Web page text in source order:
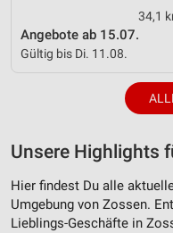
34,1
Angebote ab 15.07.
Gültig bis Di. 11.08.
Unsere Highlights
Hier findest Du alle
Umgebung von Zossen.
Lieblings-Geschäfte in